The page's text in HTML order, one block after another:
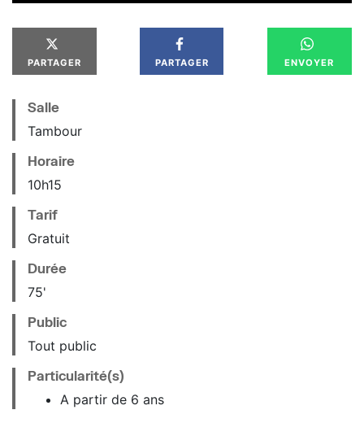
PARTAGER PARTAGER ENVOYER
Salle
Tambour
Horaire
10h15
Tarif
Gratuit
Durée
75'
Public
Tout public
Particularité(s)
A partir de 6 ans